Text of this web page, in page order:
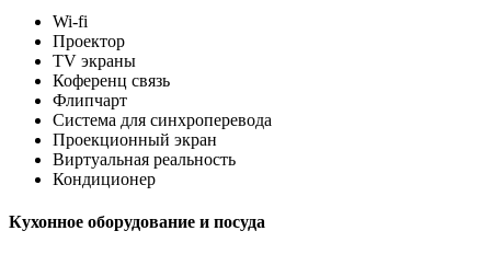
Wi-fi
Проектор
TV экраны
Коференц связь
Флипчарт
Система для синхроперевода
Проекционный экран
Виртуальная реальность
Кондиционер
Кухонное оборудование и посуда